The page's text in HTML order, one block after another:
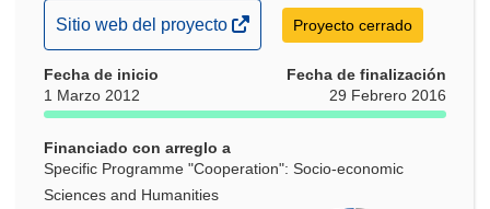
(se
abrirá
en
una
ventana)
Sitio web del proyecto Proyecto cerrado
Fecha de inicio
1 Marzo 2012
Fecha de finalización
29 Febrero 2016
Financiado con arreglo a
Specific Programme "Cooperation": Socio-economic
Sciences and Humanities